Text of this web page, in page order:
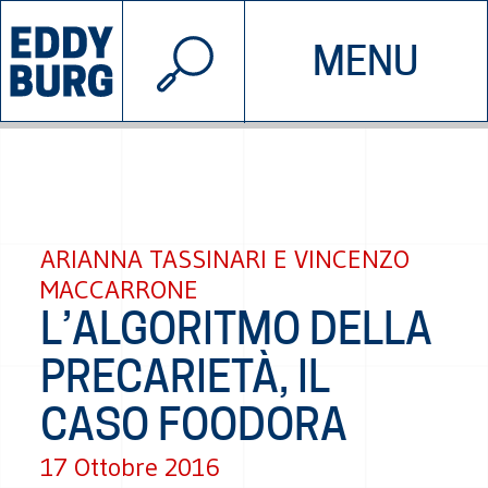
MENU
INIZIATIVE CHI SIAMO
© 2026 EDDYBURG
ARIANNA TASSINARI E VINCENZO
MACCARRONE
L’ALGORITMO DELLA
PRECARIETÀ, IL
CASO FOODORA
17 Ottobre 2016